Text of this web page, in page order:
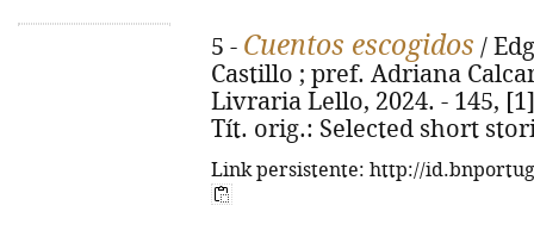
5 - Cuentos escogidos /
Castillo ; pref. Adriana
Livraria Lello, 2024. - 145,
Tít. orig.: Selected short
Link persistente: http://